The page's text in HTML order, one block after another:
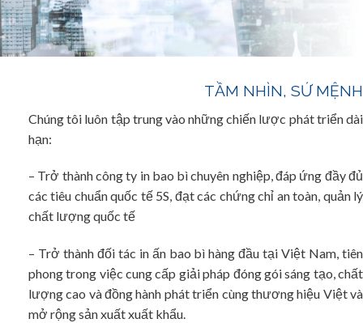
TẦM NHÌN, SỨ MỆNH
Chúng tôi luôn tập trung vào những chiến lược phát triển dài
hạn:
– Trở thành công ty in bao bì chuyên nghiệp, đáp ứng đầy đủ
các tiêu chuẩn quốc tế 5S, đạt các chứng chỉ an toàn, quản lý
chất lượng quốc tế
– Trở thành đối tác in ấn bao bì hàng đầu tại Việt Nam, tiên
phong trong việc cung cấp giải pháp đóng gói sáng tạo, chất
lượng cao và đồng hành phát triển cùng thương hiệu Việt và
mở rộng sản xuất xuất khẩu.